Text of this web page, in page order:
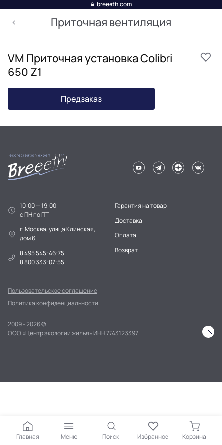
breeeth.com
Приточная вентиляция
VM Приточная установка Colibri
650 Z1
Предзаказ
10:00 — 19:00
c ПН по ПТ
г. Москва, улица Клинская,
дом 6
8 495 545-46-75
8 800 333-07-55
Гарантия на товар
Доставка
Оплата
Возврат
Пользовательское соглашение
Политика конфиденциальности
2009 - 2026 ©
ООО «Центр экологии жилья» ИНН 7743123397
Главная Меню Поиск Избранное Корзина